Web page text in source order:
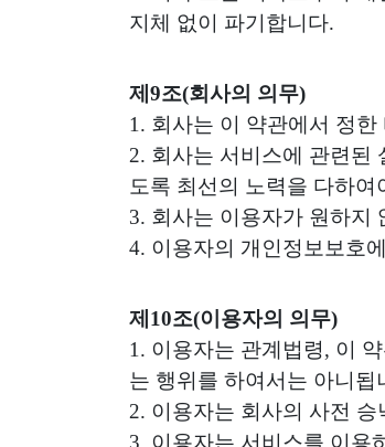
지체 없이 파기합니다.
제9조(회사의 의무)
1. 회사는 이 약관에서 정
2. 회사는 서비스에 관련된
도록 최선의 노력을 다하여
3. 회사는 이용자가 원하지
4. 이용자의 개인정보보호
제10조(이용자의 의무)
1. 이용자는 관계법령, 이
는 행위를 하여서는 아니됩
2. 이용자는 회사의 사전
3. 이용자는 서비스를 이용